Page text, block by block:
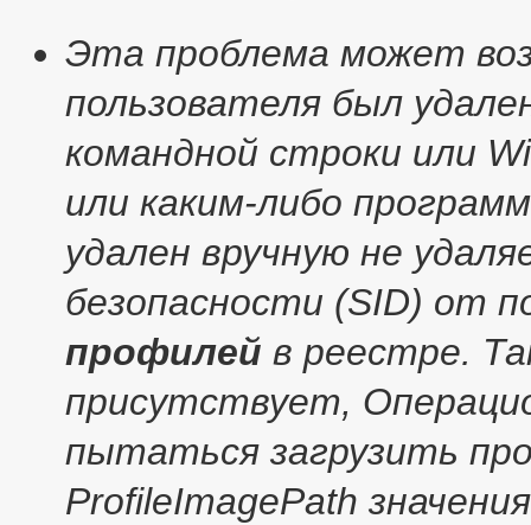
Эта проблема может
пользователя был
командной строки или
или каким-либо
удален вручную не
безопасности (SID) от
профилей в реестре.
присутствует,
пытаться загрузить
ProfileImagePath